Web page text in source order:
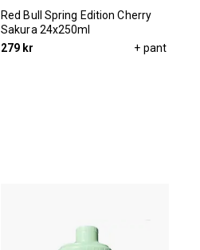
Red Bull Spring Edition Cherry
Sakura 24x250ml
279 kr
+ pant